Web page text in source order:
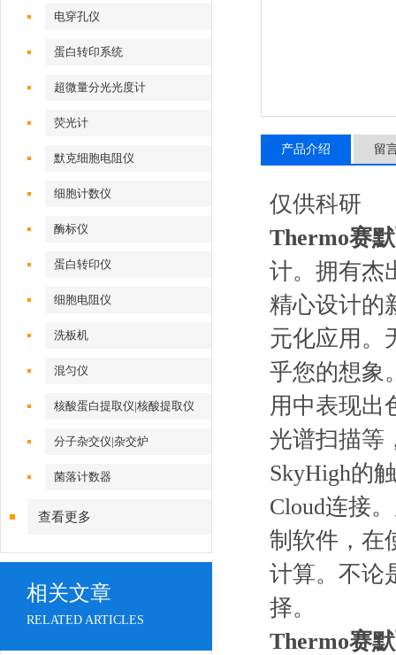
电穿孔仪
蛋白转印系统
超微量分光光度计
荧光计
默克细胞电阻仪
细胞计数仪
酶标仪
蛋白转印仪
细胞电阻仪
洗板机
混匀仪
核酸蛋白提取仪|核酸提取仪
分子杂交仪|杂交炉
菌落计数器
查看更多
相关文章
RELATED ARTICLES
产品介绍 留
仅供科研
Thermo赛
计。拥有杰
精心设计的
元化应用。
乎您的想象
用中表现出
光谱扫描等
SkyHigh的
Cloud连接
制软件，在
计算。不论
择。
Thermo赛